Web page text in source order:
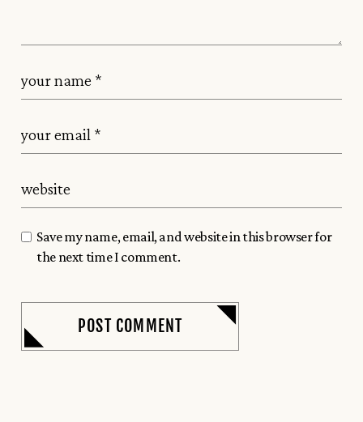
Save my name, email, and website in this browser for
the next time I comment.
POST COMMENT